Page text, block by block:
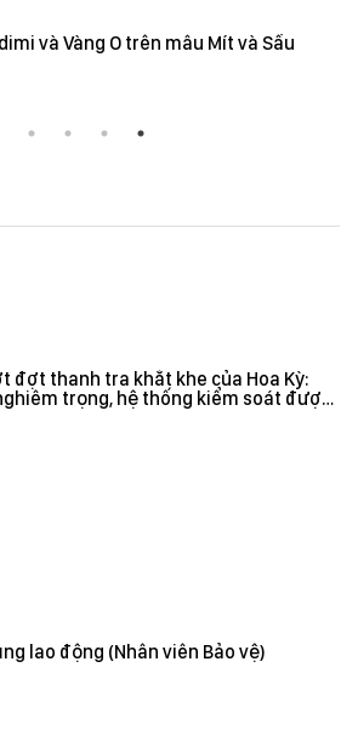
và Vàng O trên mẫu Mít và Sầu
đợt thanh tra khắt khe của Hoa Kỳ:
trọng, hệ thống kiểm soát được
lao động (Nhân viên Bảo vệ)